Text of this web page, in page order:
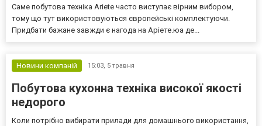
Саме побутова техніка Ariete часто виступає вірним вибором,
тому що тут використовуються європейські комплектуючи.
Придбати бажане завжди є нагода на Аріете.юа де...
Новини компаній 15:03, 5 травня
Побутова кухонна техніка високої якості
недорого
Коли потрібно вибирати прилади для домашнього використання,